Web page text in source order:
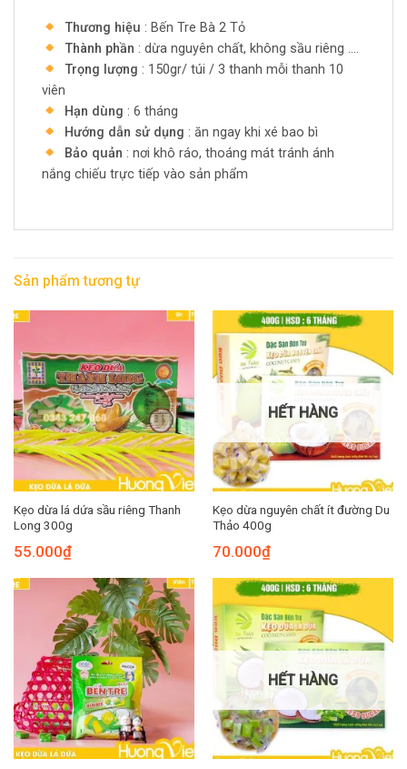
Thương hiệu : Bến Tre Bà 2 Tỏ
Thành phần : dừa nguyên chất, không sầu riêng ….
Trọng lượng : 150gr/ túi / 3 thanh mỗi thanh 10
viên
Hạn dùng : 6 tháng
Hướng dẫn sử dụng : ăn ngay khi xé bao bì
Bảo quản : nơi khô ráo, thoáng mát tránh ánh
nắng chiếu trực tiếp vào sản phẩm
Sản phẩm tương tự
Kẹo dừa lá dứa sầu riêng Thanh
Long 300g
55.000₫
HẾT HÀNG
Kẹo dừa nguyên chất ít đường Du
Thảo 400g
70.000₫
HẾT HÀNG